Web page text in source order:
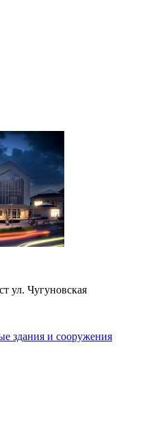
ул. Чугуновская
здания и сооружения